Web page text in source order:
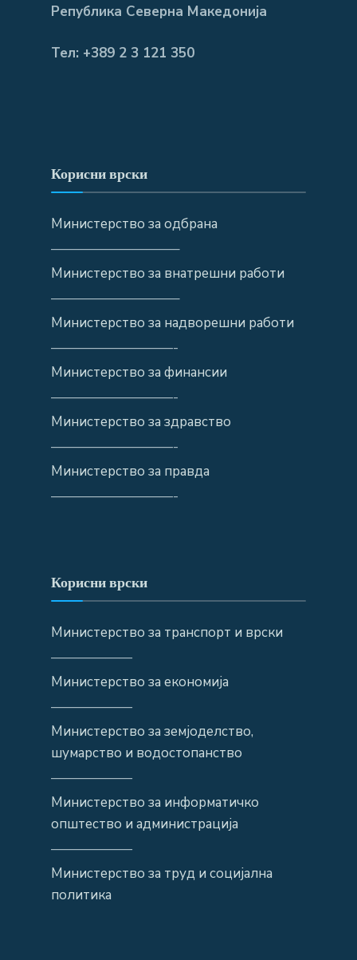
Република Северна Македонија
Тел: +389 2 3 121 350
Корисни врски
Министерство за одбрана
—————————–
Министерство за внатрешни работи
—————————–
Министерство за надворешни работи
—————————-
Министерство за финансии
—————————-
Министерство за здравство
—————————-
Министерство за правда
—————————-
Корисни врски
Министерство за транспорт и врски
——————
Министерство за економија
——————
Министерство за земјоделство,
шумарство и водостопанство
——————
Министерство за информатичко
општество и администрација
——————
Министерство за труд и социјална
политика